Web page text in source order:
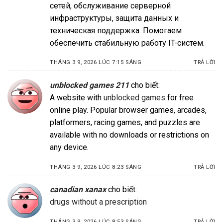
сетей, обслуживание серверной
инфраструктуры, защита данных и
техническая поддержка. Помогаем
обеспечить стабильную работу IT-систем.
THÁNG 3 9, 2026 LÚC 7:15 SÁNG TRẢ LỜI
unblocked games 211 cho biết:
A website with unblocked games for free
online play. Popular browser games, arcades,
platformers, racing games, and puzzles are
available with no downloads or restrictions on
any device.
THÁNG 3 9, 2026 LÚC 8:23 SÁNG TRẢ LỜI
canadian xanax cho biết:
drugs without a prescription